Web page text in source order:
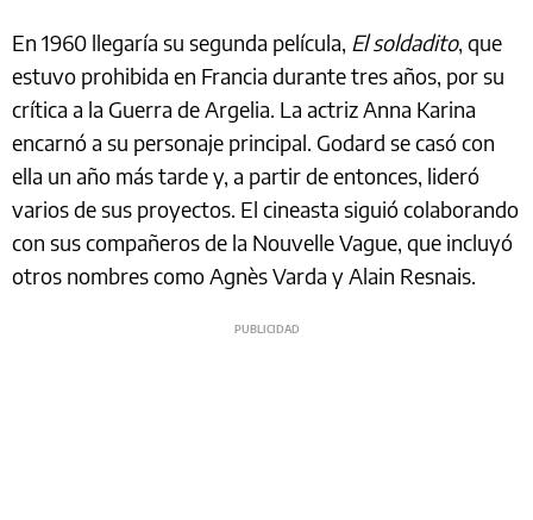
En 1960 llegaría su segunda película, El soldadito, que
estuvo prohibida en Francia durante tres años, por su
crítica a la Guerra de Argelia. La actriz Anna Karina
encarnó a su personaje principal. Godard se casó con
ella un año más tarde y, a partir de entonces, lideró
varios de sus proyectos. El cineasta siguió colaborando
con sus compañeros de la Nouvelle Vague, que incluyó
otros nombres como Agnès Varda y Alain Resnais.